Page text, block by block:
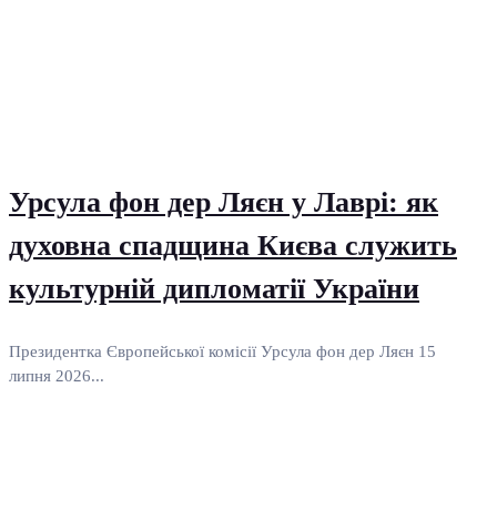
Урсула фон дер Ляєн у Лаврі: як
духовна спадщина Києва служить
культурній дипломатії України
Президентка Європейської комісії Урсула фон дер Ляєн 15
липня 2026...